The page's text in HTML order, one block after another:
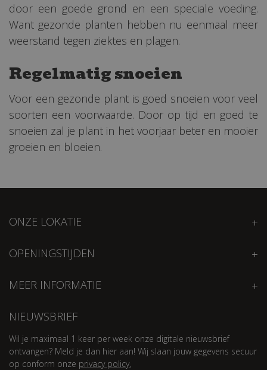
door een goede grond en een speciale voeding.
Want gezonde planten hebben nu eenmaal meer
weerstand tegen ziektes en plagen.
Regelmatig snoeien
Voor een gezonde plant is goed snoeien voor veel
soorten een voorwaarde. Door op tijd en goed te
snoeien zal je plant in het voorjaar beter en mooier
groeien en bloeien.
ONZE LOKATIE
OPENINGSTIJDEN
MEER INFORMATIE
NIEUWSBRIEF
Wil je maximaal 1 keer per week onze digitale nieuwsbrief
ontvangen? Meld je dan hier aan! Wij slaan jouw gegevens secuur
op conform onze privacy policy.